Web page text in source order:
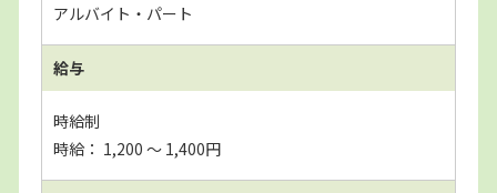
アルバイト・パート
給与
時給制
時給： 1,200 〜 1,400円